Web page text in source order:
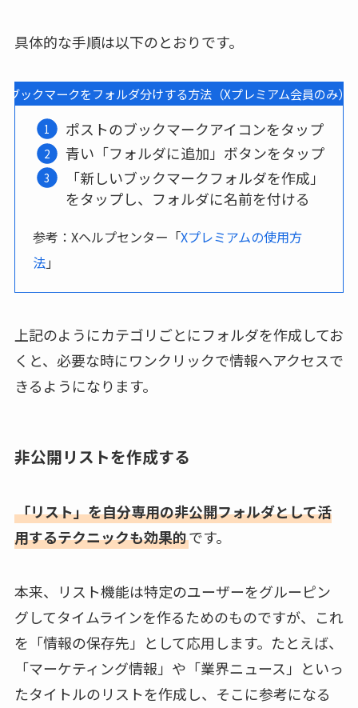
具体的な手順は以下のとおりです。
ブックマークをフォルダ分けする方法（Xプレミアム会員のみ）
ポストのブックマークアイコンをタップ
青い「フォルダに追加」ボタンをタップ
「新しいブックマークフォルダを作成」
をタップし、フォルダに名前を付ける
参考：Xヘルプセンター「Xプレミアムの使用方
法」
上記のようにカテゴリごとにフォルダを作成してお
くと、必要な時にワンクリックで情報へアクセスで
きるようになります。
非公開リストを作成する
「リスト」を自分専用の非公開フォルダとして活
用するテクニックも効果的です。
本来、リスト機能は特定のユーザーをグルーピン
グしてタイムラインを作るためのものですが、これ
を「情報の保存先」として応用します。たとえば、
「マーケティング情報」や「業界ニュース」といっ
たタイトルのリストを作成し、そこに参考になる